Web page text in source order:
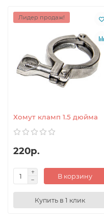
Лидер продаж!
Хомут кламп 1.5 дюйма
220р.
В корзину
Купить в 1 клик